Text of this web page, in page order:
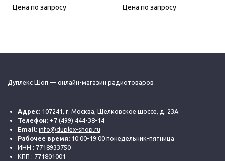
Цена по запросу
Цена по запросу
Дуплекс Шоп — онлайн-магазин радиотоваров
Адрес: 107241, г. Москва, Щелковское шоссе, д. 23А
Телефон: +7 (499) 444-38-14
Email: info@duplex-shop.ru
Рабочее время: 10:00-19:00 понедельник-пятница
ИНН : 7718933750
КПП : 771801001